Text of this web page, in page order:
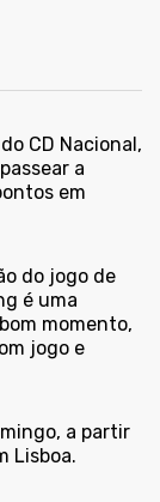
CD Nacional,
a
em
do jogo de
é uma
momento,
jogo e
a partir
Lisboa.